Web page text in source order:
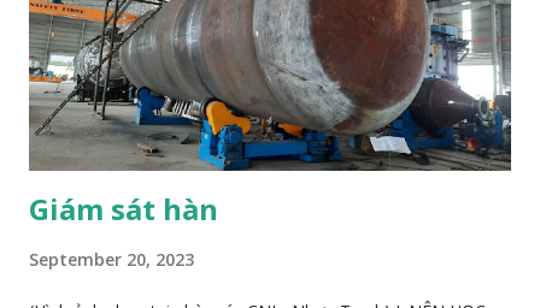
Giám sát hàn
September 20, 2023